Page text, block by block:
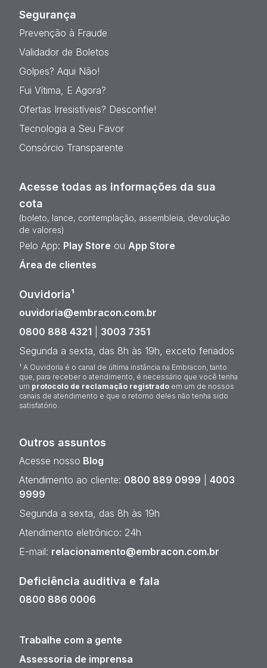
Segurança
Prevenção à Fraude
Validador de Boletos
Golpes? Aqui Não!
Fui Vítima, E Agora?
Ofertas Irresistíveis? Desconfie!
Tecnologia a Seu Favor
Consórcio Transparente
Acesse todas as informações da sua
cota
(boleto, lance, contemplação, assembleia, devolução
de valores)
Pelo App: Play Store ou App Store
Área de clientes
Ouvidoria¹
ouvidoria@embracon.com.br
0800 888 4321
3003 7351
Segunda a sexta, das 8h às 19h, exceto feriados
¹ A Ouvidoria é o canal de última instância na Embracon, tanto
que, para receber o atendimento, é necessário que você tenha
um protocolo de reclamação registrado em um de nossos
canais de atendimento e que o retorno deles não tenha sido
satisfatório.
Outros assuntos
Acesse nosso Blog
Atendimento ao cliente: 0800 889 0999
4003
9999
Segunda a sexta, das 8h às 19h
Atendimento eletrônico: 24h
E-mail: relacionamento@embracon.com.br
Deficiência auditiva e fala
0800 886 0006
Trabalhe com a gente
Assessoria de imprensa